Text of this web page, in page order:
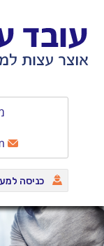
כניסה